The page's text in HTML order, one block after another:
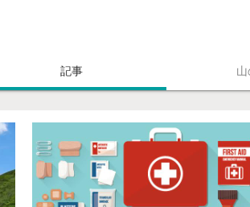
学習QAサイト【
記事